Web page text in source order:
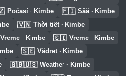
Počasí · Kimbe 🇫🇮 Sää · Kimbe
🇻🇳 Thời tiết · Kimbe
Vreme · Kimbe 🇸🇮 Vreme · Kimbe
🇸🇪 Vädret · Kimbe
🇬🇧🇺🇸 Weather · Kimbe